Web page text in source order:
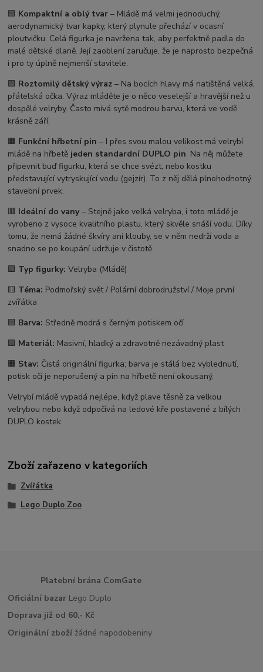
🟦 Kompaktní a oblý tvar – Mládě má velmi jednoduchý,
aerodynamický tvar kapky, který plynule přechází v ocasní
ploutvičku. Celá figurka je navržena tak, aby perfektně padla do
malé dětské dlaně. Její zaoblení zaručuje, že je naprosto bezpečná
i pro ty úplně nejmenší stavitele.
🟩 Roztomilý dětský výraz – Na bocích hlavy má natištěná velká,
přátelská očka. Výraz mláděte je o něco veselejší a hravější než u
dospělé velryby. Často mívá sytě modrou barvu, která ve vodě
krásně září.
🟧 Funkční hřbetní pin – I přes svou malou velikost má velrybí
mládě na hřbetě jeden standardní DUPLO pin. Na něj můžete
připevnit buď figurku, která se chce svézt, nebo kostku
představující vytryskující vodu (gejzír). To z něj dělá plnohodnotný
stavební prvek.
🟥 Ideální do vany– Stejně jako velká velryba, i toto mládě je
vyrobeno z vysoce kvalitního plastu, který skvěle snáší vodu. Díky
tomu, že nemá žádné škvíry ani klouby, se v něm nedrží voda a
snadno se po koupání udržuje v čistotě.
🟪 Typ figurky: Velryba (Mládě)
🟨 Téma: Podmořský svět / Polární dobrodružství / Moje první
zvířátka
🟦 Barva: Středně modrá s černým potiskem očí
🟩 Materiál: Masivní, hladký a zdravotně nezávadný plast
🟧 Stav: Čistá originální figurka; barva je stálá bez vyblednutí,
potisk očí je neporušený a pin na hřbetě není okousaný.
Velrybí mládě vypadá nejlépe, když plave těsně za velkou
velrybou nebo když odpočívá na ledové kře postavené z bílých
DUPLO kostek.
Zboží zařazeno v kategoriích
Zvířátka
Lego Duplo Zoo
Platební brána ComGate
Oficiální bazar Lego Duplo
Doprava již od 60,- Kč
Originální zboží žádné napodobeniny